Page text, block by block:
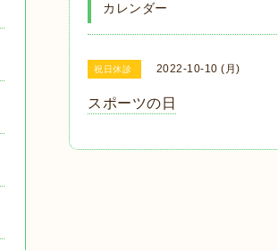
カレンダー
祝日休診 2022-10-10 (月)
スポーツの日